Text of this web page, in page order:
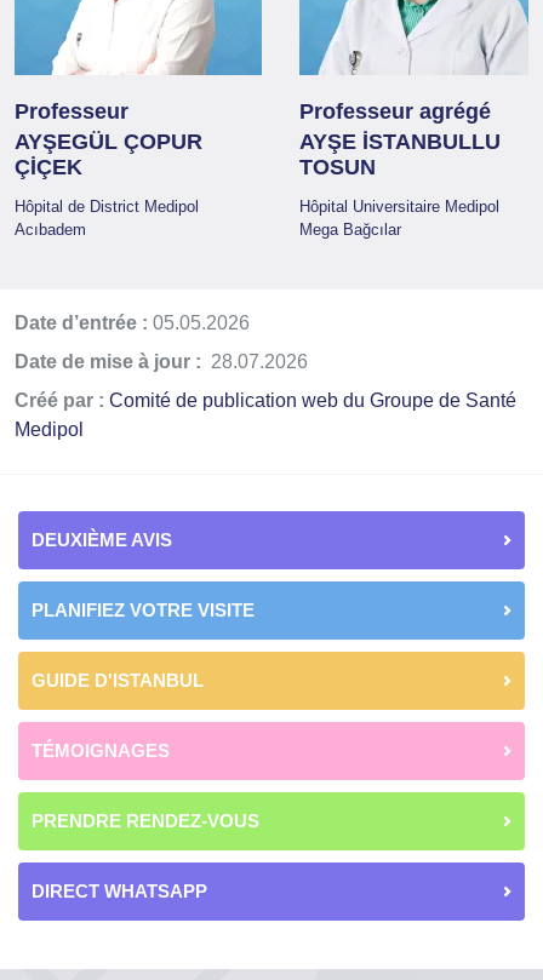
Professeur
AYŞEGÜL ÇOPUR
ÇİÇEK
Hôpital de District Medipol
Acıbadem
Professeur agrégé
AYŞE İSTANBULLU
TOSUN
Hôpital Universitaire Medipol
Mega Bağcılar
Date d’entrée : 05.05.2026
Date de mise à jour : 28.07.2026
Créé par : Comité de publication web du Groupe de Santé
Medipol
DEUXIÈME AVIS
PLANIFIEZ VOTRE VISITE
GUIDE D'ISTANBUL
TÉMOIGNAGES
PRENDRE RENDEZ-VOUS
DIRECT WHATSAPP